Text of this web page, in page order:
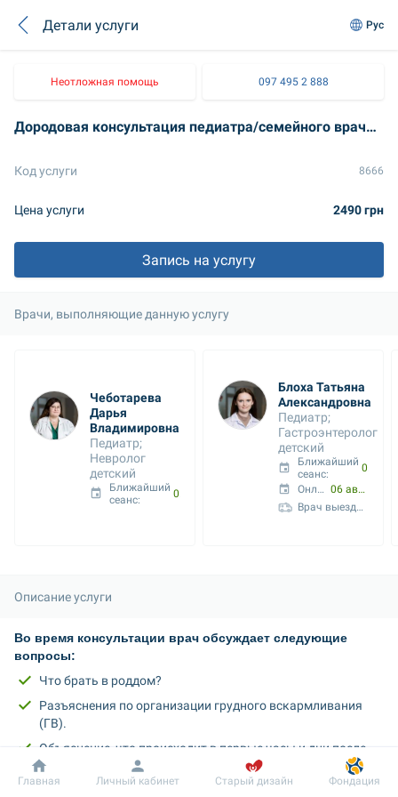
Детали услуги Рус
Неотложная помощь 097 495 2 888
Дородовая консультация педиатра/семейного врача по уходу за малышом
Код услуги 8666
Цена услуги 2490 грн
Запись на услугу
Врачи, выполняющие данную услугу
Чеботарева
Дарья
Владимировна
Педиатр;
Невролог
детский
Ближайший
сеанс:
Блоха Татьяна
Александровна
Педиатр;
Гастроэнтеролог
детский
Ближайший
сеанс:
Онлайн с:
06 авг. 08:00
Врач выездных услуг
Описание услуги
Во время консультации врач обсуждает следующие
вопросы:
Что брать в роддом?
Разъяснения по организации грудного вскармливания
(ГВ).
Объяснение, что происходит в первые часы и дни после
родов.
Основы ухода за младенцем, в частности возможность
Добробут Информация Пациенту
Главная Личный кабинет Старый дизайн Фондация